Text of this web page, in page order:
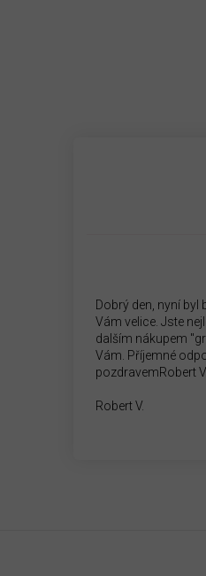
Dobrý den, nyní byl
Vám velice. Jste
dalším nákupem
Vám. Příjemné
pozdravemRobert V.
Robert V.